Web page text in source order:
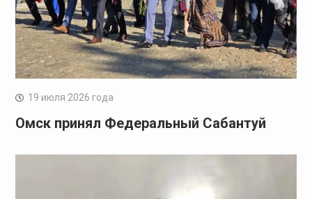
19 июля 2026 года
Омск принял Федеральный Сабантуй